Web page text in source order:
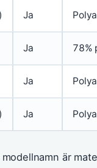
Ja
Ja 78%
Ja
Ja
är